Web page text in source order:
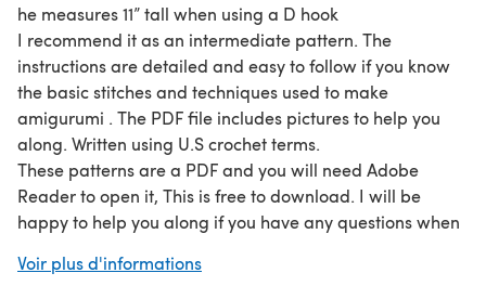
he measures 11” tall when using a D hook
I recommend it as an intermediate pattern. The
instructions are detailed and easy to follow if you know
the basic stitches and techniques used to make
amigurumi . The PDF file includes pictures to help you
along. Written using U.S crochet terms.
These patterns are a PDF and you will need Adobe
Reader to open it, This is free to download. I will be
happy to help you along if you have any questions when
You will need Approx. 150g of red heart yarn/worsted
Voir plus d'informations